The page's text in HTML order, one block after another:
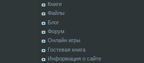
Книги
Файлы
Блог
Форум
Онлайн игры
Гостевая книга
Информация о сайте